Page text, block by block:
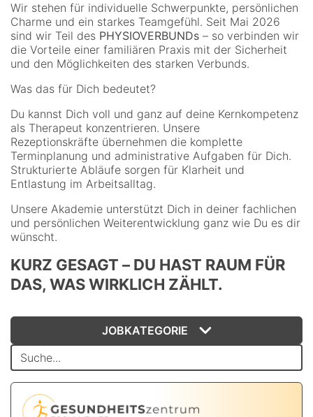
Wir stehen für individuelle Schwerpunkte, persönlichen
Charme und ein starkes Teamgefühl. Seit Mai 2026
sind wir Teil des PHYSIOVERBUNDs – so verbinden wir
die Vorteile einer familiären Praxis mit der Sicherheit
und den Möglichkeiten des starken Verbunds.
Was das für Dich bedeutet?
Du kannst Dich voll und ganz auf deine Kernkompetenz
als Therapeut konzentrieren. Unsere
Rezeptionskräfte übernehmen die komplette
Terminplanung und administrative Aufgaben für Dich.
Strukturierte Abläufe sorgen für Klarheit und
Entlastung im Arbeitsalltag.
Unsere Akademie unterstützt Dich in deiner fachlichen
und persönlichen Weiterentwicklung ganz wie Du es dir
wünscht.
KURZ GESAGT – DU HAST RAUM FÜR
DAS, WAS WIRKLICH ZÄHLT.
JOBKATEGORIE